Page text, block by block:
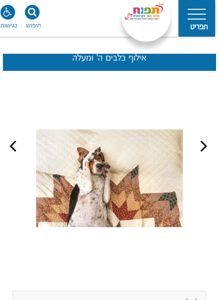
תפריט נגישות חיפוש
אילוף כלבים ה' ומעלה